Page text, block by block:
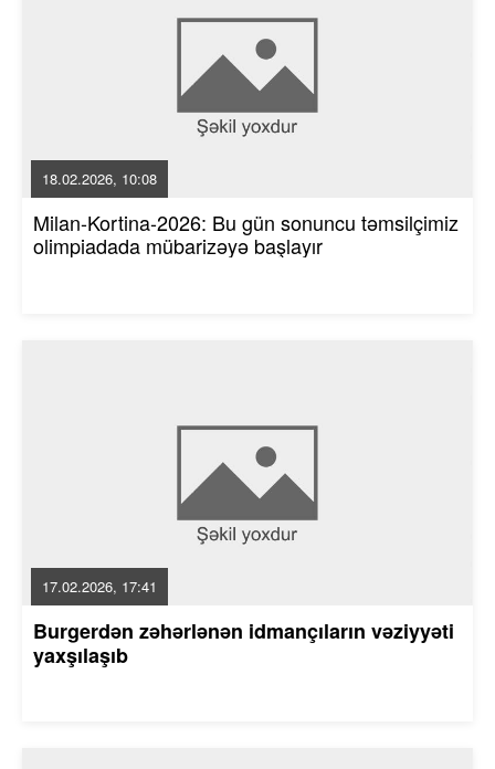
18.02.2026, 10:08
Milan-Kortina-2026: Bu gün sonuncu təmsilçimiz
olimpiadada mübarizəyə başlayır
17.02.2026, 17:41
Burgerdən zəhərlənən idmançıların vəziyyəti
yaxşılaşıb